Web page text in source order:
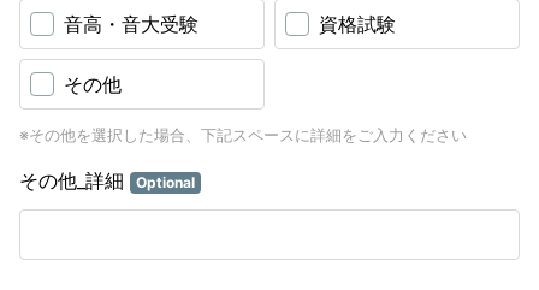
音高・音大受験 資格試験
その他
※その他を選択した場合、下記スペースに詳細をご入力ください
その他_詳細 Optional